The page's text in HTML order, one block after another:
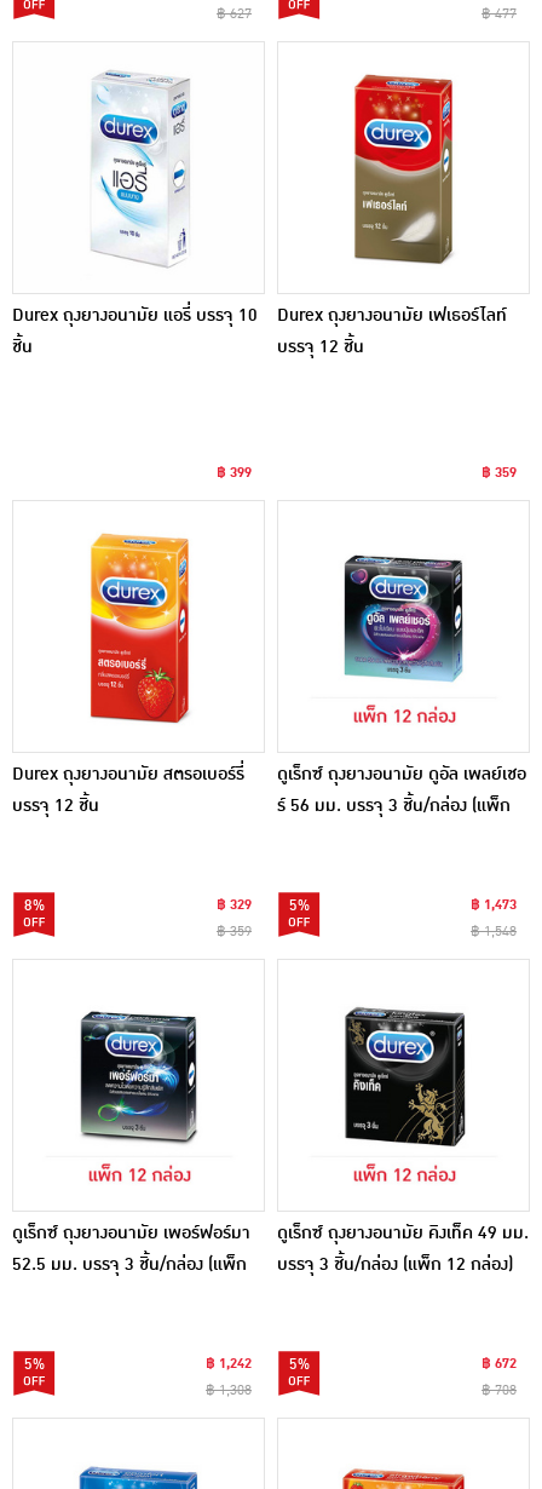
฿ 627
฿ 477
Durex ถุงยางอนามัย แอรี่ บรรจุ 10
ชิ้น
฿ 399
Durex ถุงยางอนามัย เฟเธอร์ไลท์
บรรจุ 12 ชิ้น
฿ 359
Durex ถุงยางอนามัย สตรอเบอร์รี่
บรรจุ 12 ชิ้น
8%
฿ 329
฿ 359
ดูเร็กซ์ ถุงยางอนามัย ดูอัล เพลย์เชอ
ร์ 56 มม. บรรจุ 3 ชิ้น/กล่อง (แพ็ก
5%
฿ 1,473
฿ 1,548
ดูเร็กซ์ ถุงยางอนามัย เพอร์ฟอร์มา
52.5 มม. บรรจุ 3 ชิ้น/กล่อง (แพ็ก
5%
฿ 1,242
฿ 1,308
ดูเร็กซ์ ถุงยางอนามัย คิงเท็ค 49 มม.
บรรจุ 3 ชิ้น/กล่อง (แพ็ก 12 กล่อง)
5%
฿ 672
฿ 708